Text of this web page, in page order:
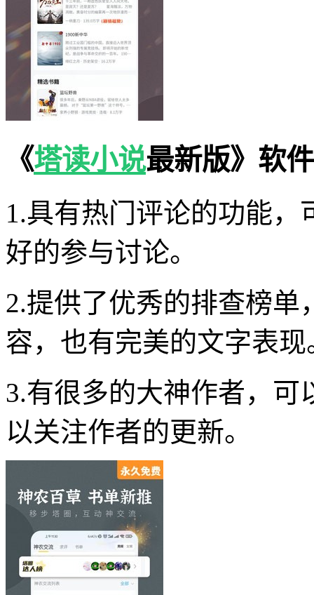
《塔读小说最新版》软
1.具有热门评论的功能
好的参与讨论。
2.提供了优秀的排查榜
容，也有完美的文字表现
3.有很多的大神作者，
以关注作者的更新。